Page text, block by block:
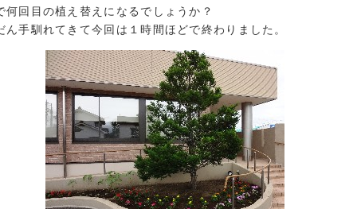
何回目の植え替えになるでしょうか？
ん手馴れてきて今回は１時間ほどで終わりました。